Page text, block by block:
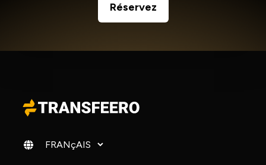
Réservez
Changer de langue